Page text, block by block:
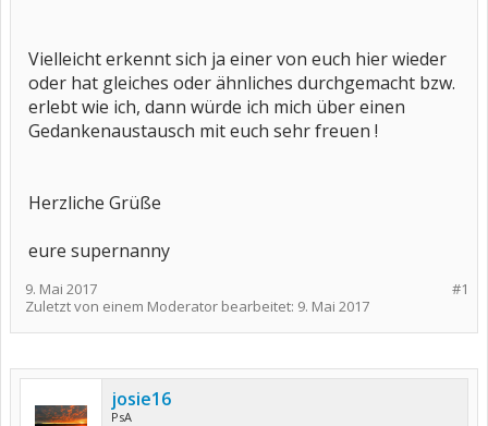
Vielleicht erkennt sich ja einer von euch hier wieder
oder hat gleiches oder ähnliches durchgemacht bzw.
erlebt wie ich, dann würde ich mich über einen
Gedankenaustausch mit euch sehr freuen !
Herzliche Grüße
eure supernanny
#1
9. Mai 2017
Zuletzt von einem Moderator bearbeitet: 9. Mai 2017
josie16
PsA